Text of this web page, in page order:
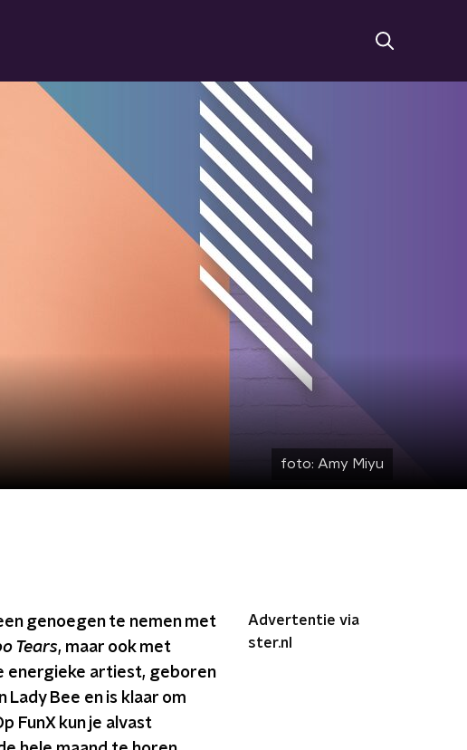
foto: Amy Miyu
genoegen te nemen met
Tears, maar ook met
energieke artiest, geboren
Lady Bee en is klaar om
FunX kun je alvast
Advertentie via
ster.nl